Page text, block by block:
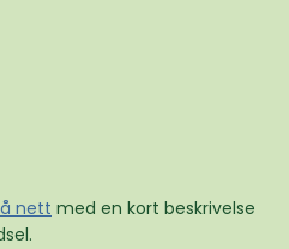
nett med en kort beskrivelse